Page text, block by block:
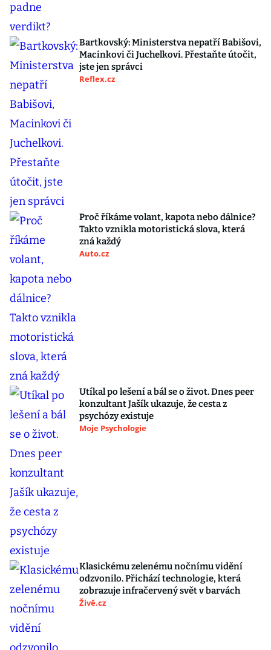
Bartkovský: Ministerstva nepatří Babišovi,
Macinkovi či Juchelkovi. Přestaňte útočit,
jste jen správci
Reflex.cz
Proč říkáme volant, kapota nebo dálnice?
Takto vznikla motoristická slova, která
zná každý
Auto.cz
Utíkal po lešení a bál se o život. Dnes peer
konzultant Jašík ukazuje, že cesta z
psychózy existuje
Moje Psychologie
Klasickému zelenému nočnímu vidění
odzvonilo. Přichází technologie, která
zobrazuje infračervený svět v barvách
Živě.cz